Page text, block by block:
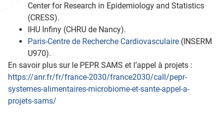
Center for Research in Epidemiology and Statistics
(CRESS).
IHU Infiny (CHRU de Nancy).
Paris-Centre de Recherche Cardiovasculaire (INSERM
U970).
En savoir plus sur le PEPR SAMS et l’appel à projets :
https://anr.fr/fr/france-2030/france2030/call/pepr-
systemes-alimentaires-microbiome-et-sante-appel-a-
projets-sams/